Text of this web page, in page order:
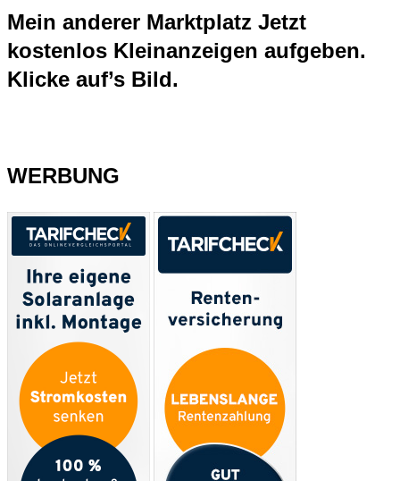
Mein anderer Marktplatz Jetzt
kostenlos Kleinanzeigen aufgeben.
Klicke auf’s Bild.
WERBUNG